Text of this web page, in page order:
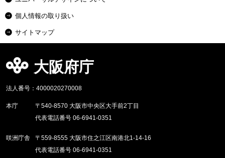
個人情報の取り扱い
サイトマップ
大阪府庁
法人番号：4000020270008
本庁
〒540-8570 大阪市中央区大手前2丁目
代表電話番号 06-6941-0351
咲洲庁舎
〒559-8555 大阪市住之江区南港北1-14-16
代表電話番号 06-6941-0351